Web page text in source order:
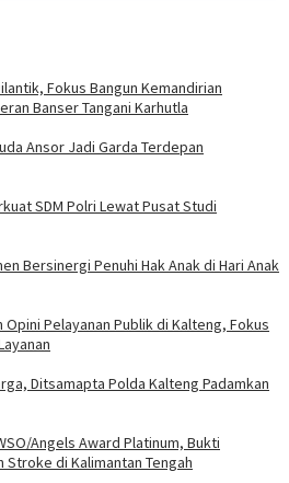
Fokus Bangun Kemandirian
Banser Tangani Karhutla
Ansor Jadi Garda Terdepan
SDM Polri Lewat Pusat Studi
Bersinergi Penuhi Hak Anak di Hari Anak
Opini Pelayanan Publik di Kalteng, Fokus
Ditsamapta Polda Kalteng Padamkan
Angels Award Platinum, Bukti
Stroke di Kalimantan Tengah